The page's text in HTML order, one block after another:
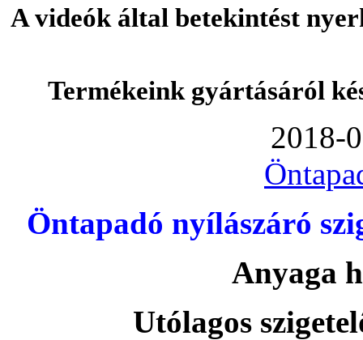
A videók által betekintést
Termékeink gyártásáról
2018-
Öntapadó nyílászáró
Anyaga
Utólagos